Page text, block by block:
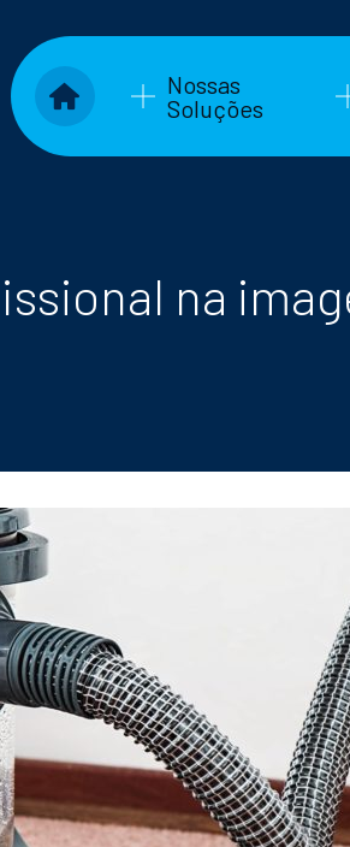
Nossas
Soluções
na